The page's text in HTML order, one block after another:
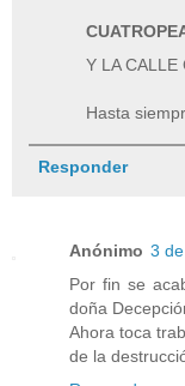
Y LA CALLE
Hasta
Responder
Anónimo 3
Por fin se
doña
Ahora toca
de la